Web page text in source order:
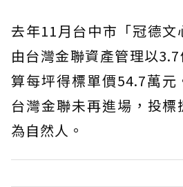
去年11月台中市「冠德文
由台灣金聯資產管理以
算每坪得標單價54.7萬元
台灣金聯未再進場，投
為自然人。